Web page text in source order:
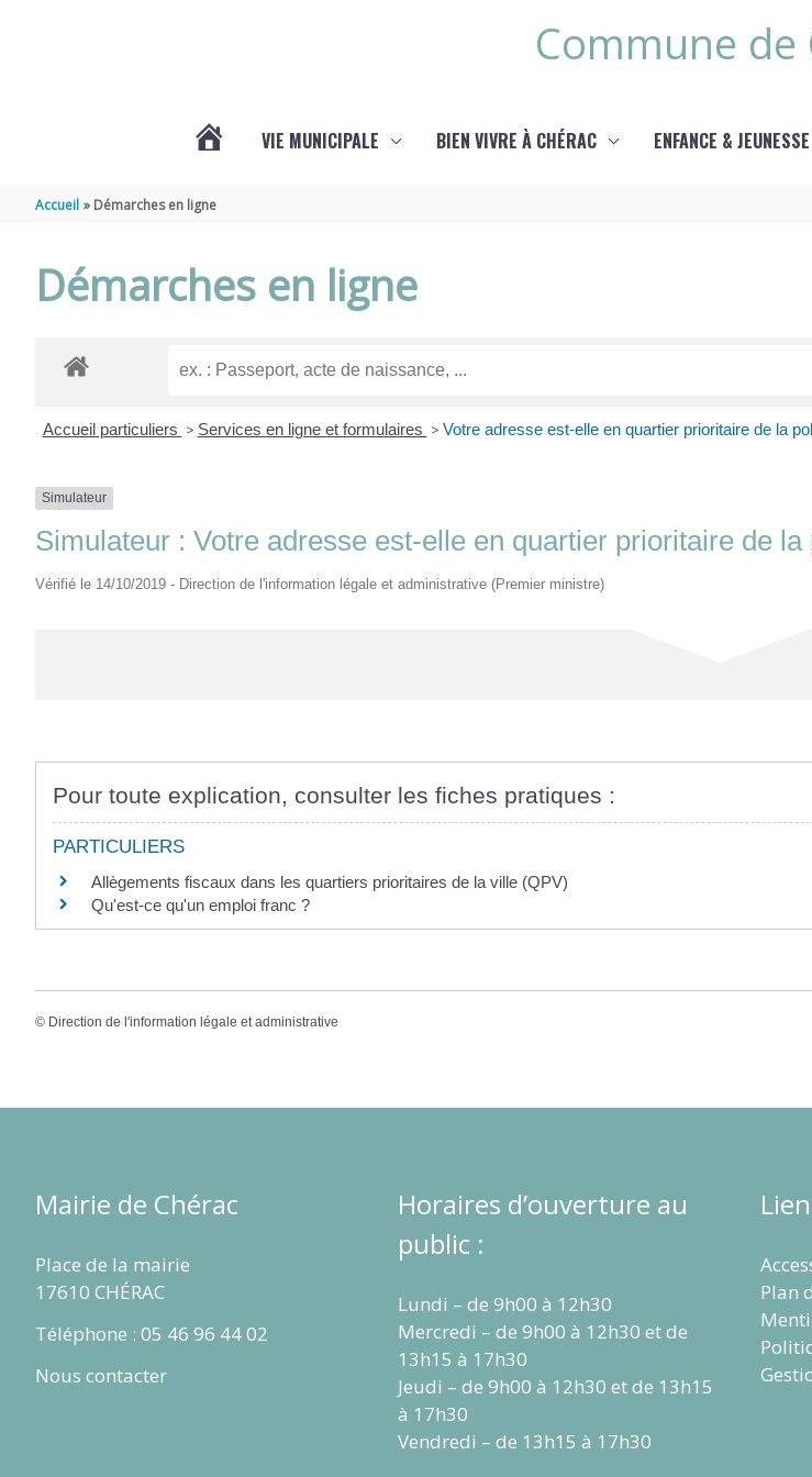
Commune de
VIE MUNICIPALE BIEN VIVRE À CHÉRAC ENFANCE & JEUNESSE
Accueil Démarches en ligne
Démarches en ligne
Accueil particuliers > Services en ligne et formulaires > Votre adresse est-elle en quartier prioritaire de la
Simulateur
Simulateur : Votre adresse est-elle en quartier prioritaire de
Vérifié le 14/10/2019 - Direction de l'information légale et administrative (Premier ministre)
Pour toute explication, consulter les fiches pratiques :
PARTICULIERS
Allègements fiscaux dans les quartiers prioritaires de la ville (QPV)
Qu'est-ce qu'un emploi franc ?
© Direction de l'information légale et administrative
Mairie de Chérac
Place de la mairie
17610 CHÉRAC
Téléphone : 05 46 96 44 02
Nous contacter
Horaires d’ouverture au
public :
Lundi – de 9h00 à 12h30
Mercredi – de 9h00 à 12h30 et de
13h15 à 17h30
Jeudi – de 9h00 à 12h30 et de 13h15
à 17h30
Vendredi – de 13h15 à 17h30
Plan